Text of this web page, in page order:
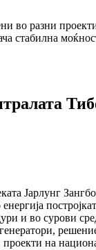
во разни
стабилна
Јарлунг
и во сурови
на